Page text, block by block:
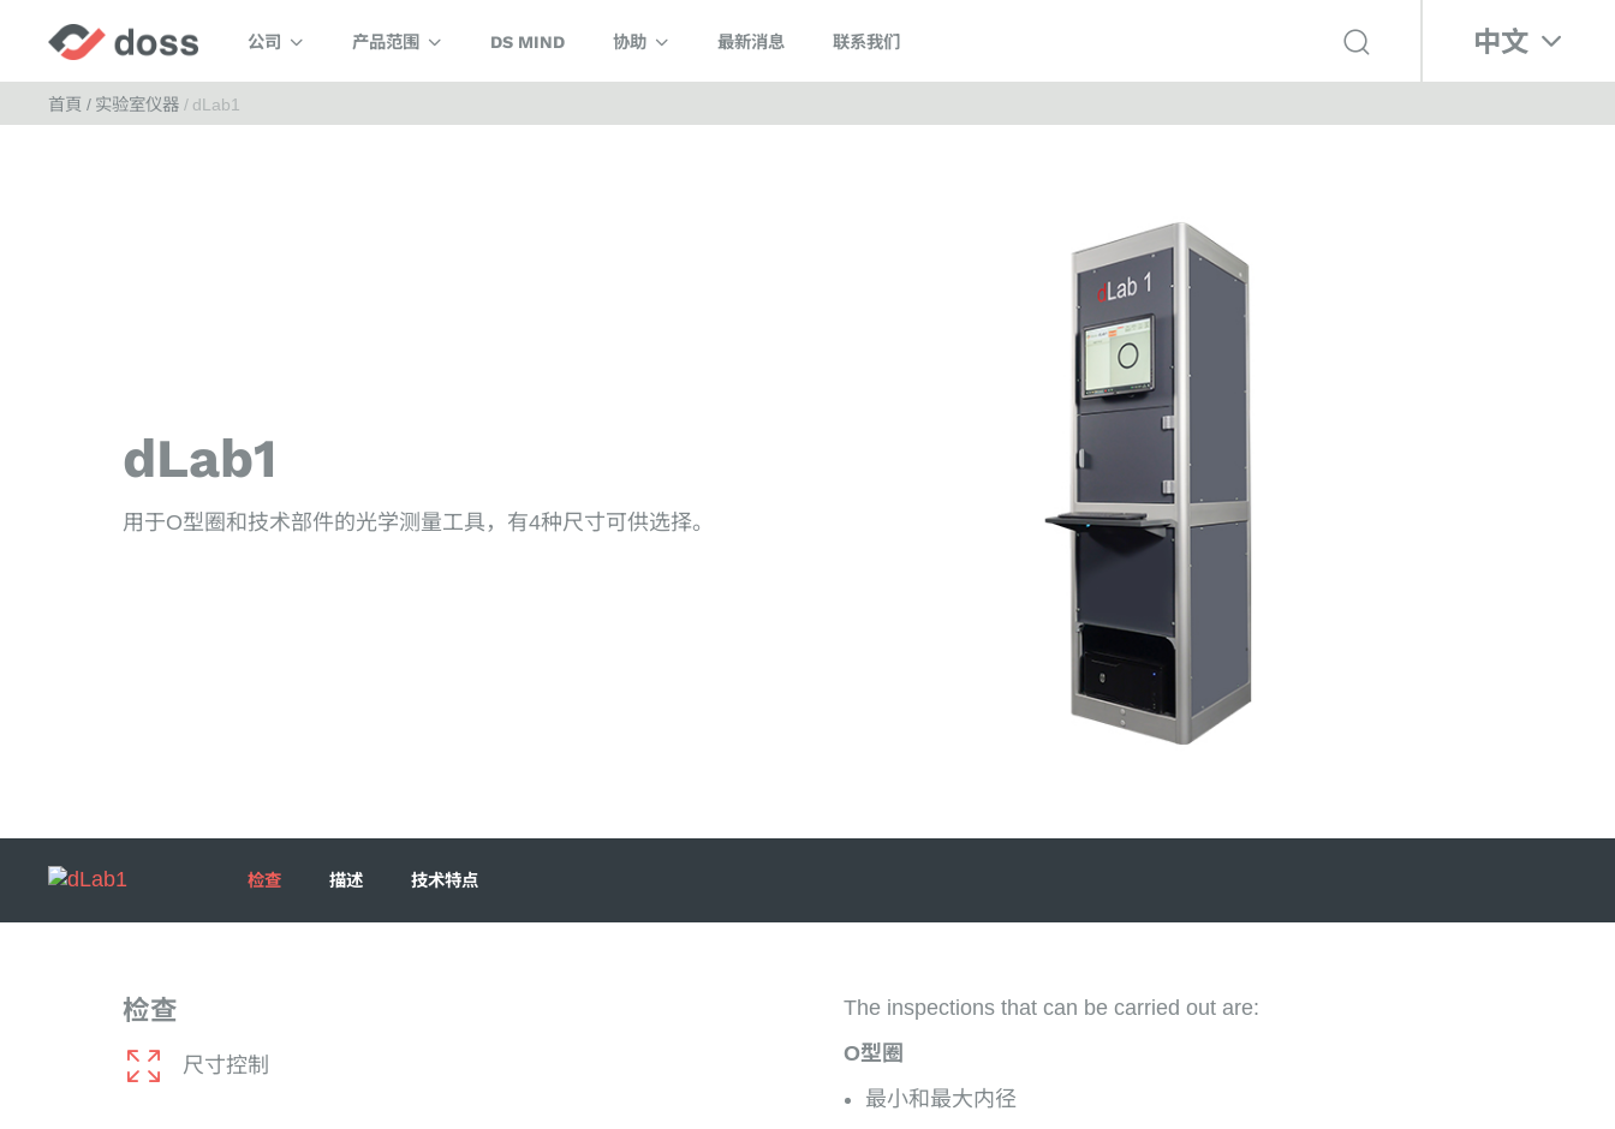
公司 产品范围 DS MIND 协助 最新消息 联系我们 中文
首頁 实验室仪器 dLab1
dLab1
用于O型圈和技术部件的光学测量工具，有4种尺寸可供选择。
检查 描述 技术特点
检查
尺寸控制
The inspections that can be carried out are:
O型圈
最小和最大内径